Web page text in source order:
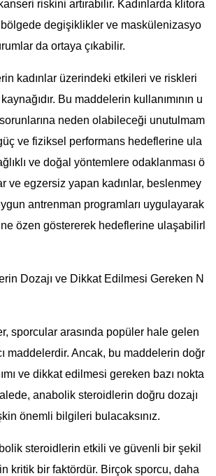
riskini artırabilir. Kadınlarda klitora
bölgede degişiklikler ve maskülenizasyo
da ortaya çıkabilir.
kadınlar üzerindeki etkileri ve riskleri
Bu maddelerin kullanımının u
neden olabileceği unutulmam
güç ve fiziksel performans hedeflerine ula
ve doğal yöntemlere odaklanması ö
ve egzersiz yapan kadınlar, beslenmey
antrenman programları uygulayarak
özen göstererek hedeflerine ulaşabilirl
Dozajı ve Dikkat Edilmesi Gereken N
sporcular arasında popüler hale gelen
maddelerdir. Ancak, bu maddelerin doğr
ve dikkat edilmesi gereken bazı nokta
anabolik steroidlerin doğru dozajı
önemli bilgileri bulacaksınız.
steroidlerin etkili ve güvenli bir şekil
kritik bir faktördür. Birçok sporcu, daha